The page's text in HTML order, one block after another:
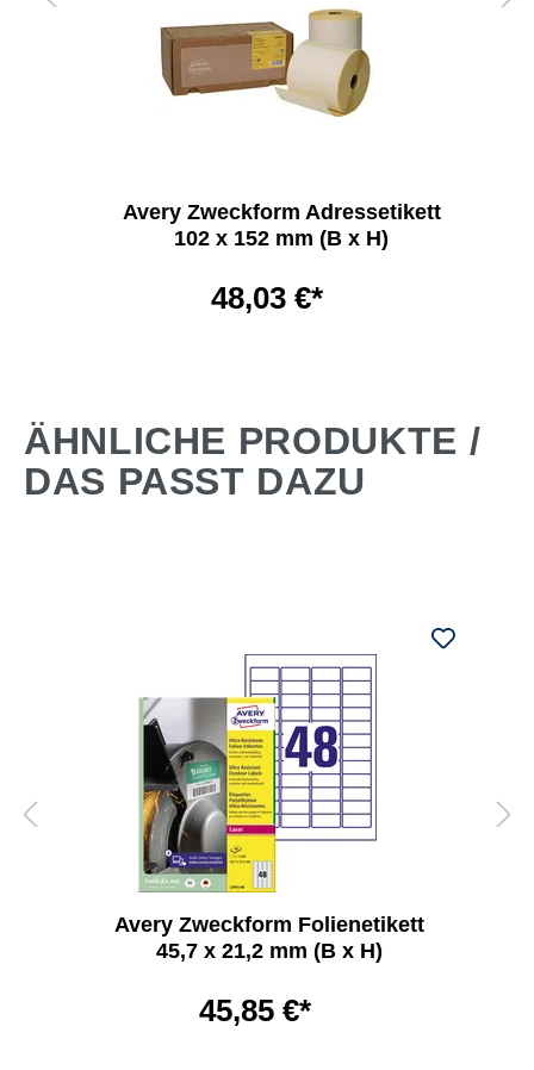
Avery Zweckform Adressetikett
102 x 152 mm (B x H)
48,03 €*
ÄHNLICHE PRODUKTE /
DAS PASST DAZU
Avery Zweckform Folienetikett
45,7 x 21,2 mm (B x H)
45,85 €*